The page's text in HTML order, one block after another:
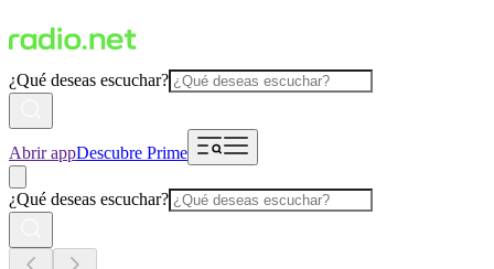
¿Qué deseas escuchar?
Abrir appDescubre Prime
¿Qué deseas escuchar?